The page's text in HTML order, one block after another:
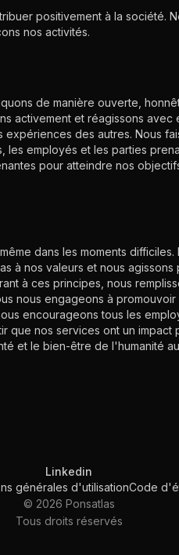
positivement à la société.
nos activités.
de manière ouverte,
activement et réagissons avec
des autres. Nous
employés et les parties
pour atteindre nos
dans les moments
à nos valeurs et nous
à ces principes, nous
nous engageons à
encourageons tous les
que nos services ont un
et le bien-être de l'humanité
Linkedin
générales d'utilisationCode
© 2026 Ponsatlas
Tous droits réservés